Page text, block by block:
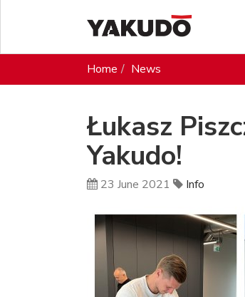
Home News
Łukasz
Yakudo!
23 June 2021 Info